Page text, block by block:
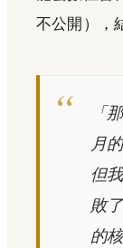
不公開），
「
月
但
敗
的